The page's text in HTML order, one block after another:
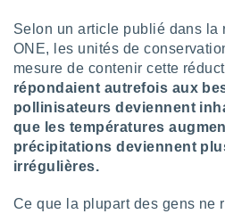
le
de
par
et
Selon un article publié dans la
ONE, les unités de
mesure de contenir cette
répondaient autrefois aux
pollinisateurs deviennent
que les températures
précipitations deviennent
irrégulières.
Ce que la plupart des gens ne